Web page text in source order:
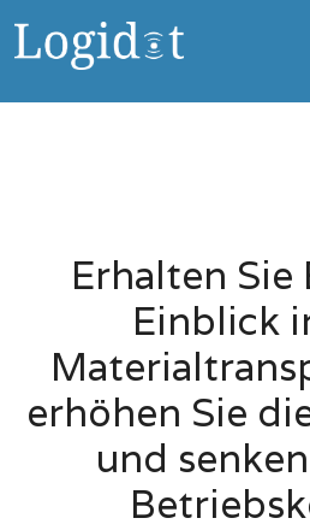
Erhalten Sie
Einblick
erhöhen Sie
und